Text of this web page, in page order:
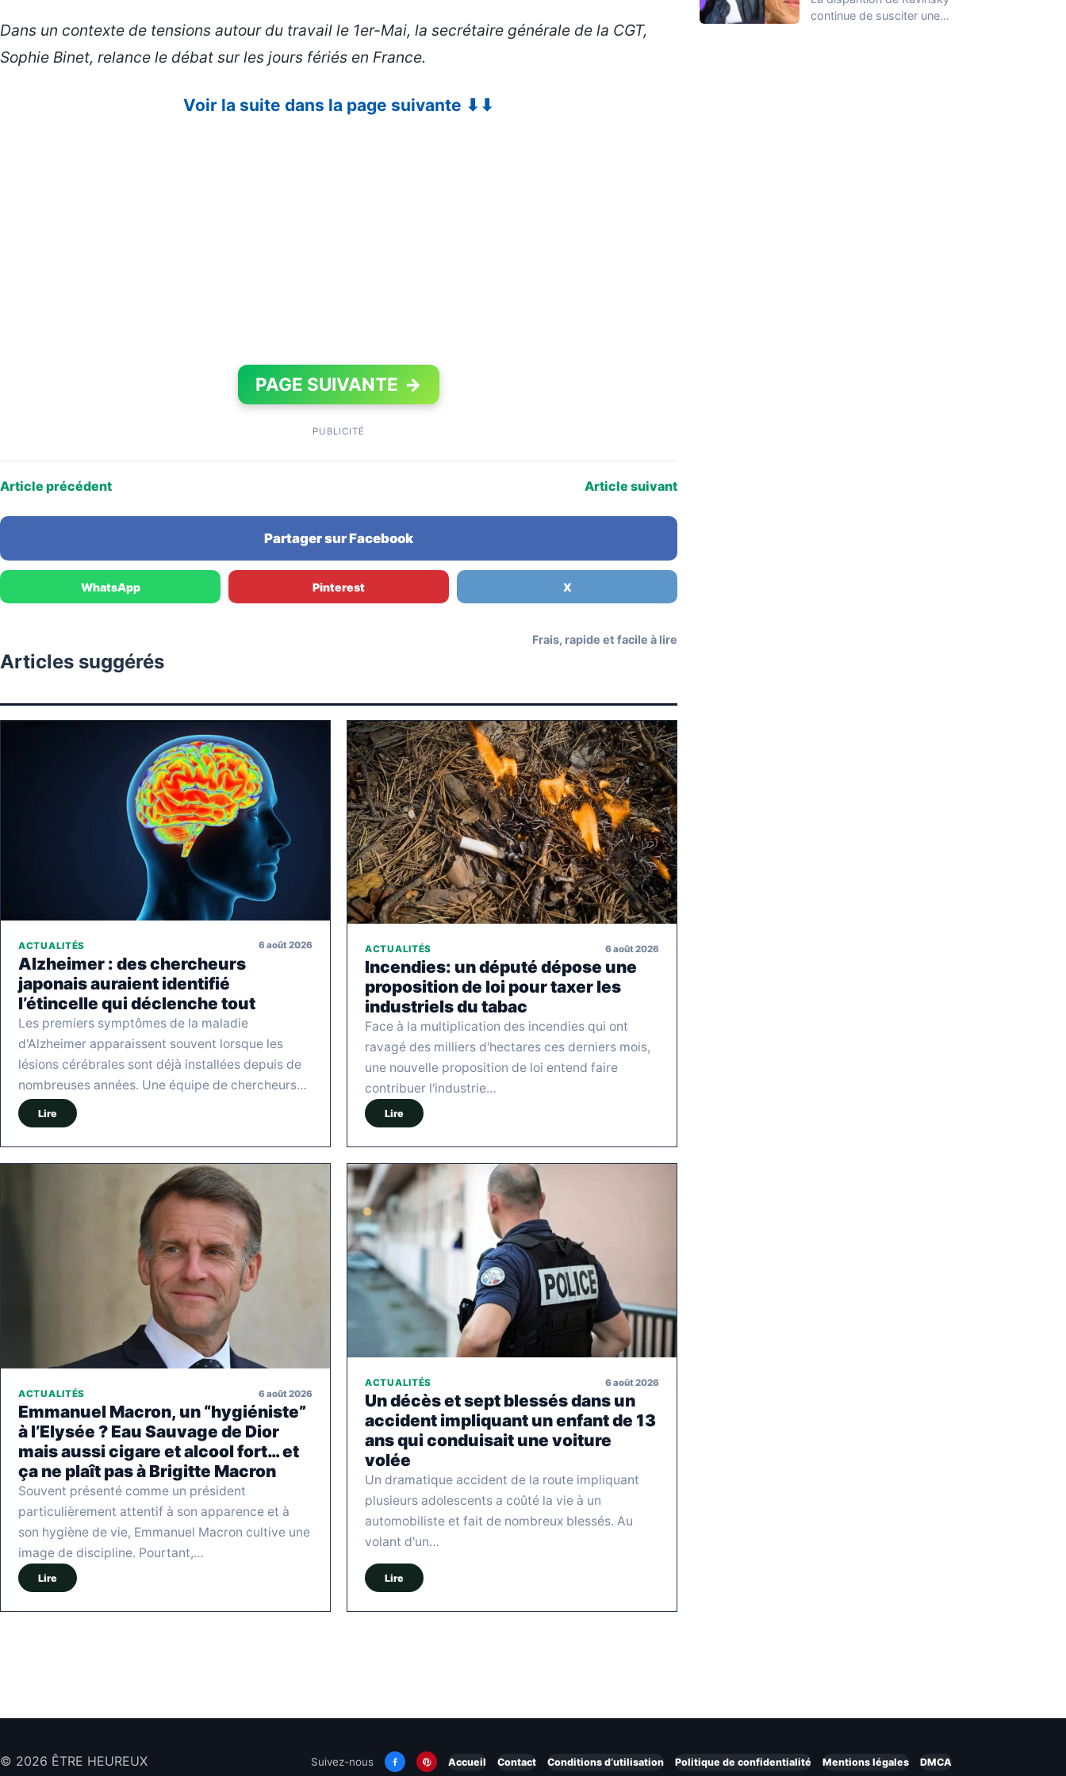
Dans un contexte de tensions autour du travail le 1er-Mai, la secrétaire générale de la CGT,
Sophie Binet, relance le débat sur les jours fériés en France.
Voir la suite dans la page suivante ⬇⬇
PAGE SUIVANTE →
PUBLICITÉ
Article précédent Article suivant
Partager sur Facebook
WhatsApp Pinterest X
Articles suggérés
Frais, rapide et facile à lire
ACTUALITÉS 6 août 2026
Alzheimer : des chercheurs
japonais auraient identifié
l’étincelle qui déclenche tout
Les premiers symptômes de la maladie
d'Alzheimer apparaissent souvent lorsque les
lésions cérébrales sont déjà installées depuis de
nombreuses années. Une équipe de chercheurs…
Lire
ACTUALITÉS 6 août 2026
Incendies: un député dépose une
proposition de loi pour taxer les
industriels du tabac
Face à la multiplication des incendies qui ont
ravagé des milliers d'hectares ces derniers mois,
une nouvelle proposition de loi entend faire
contribuer l'industrie…
Lire
ACTUALITÉS 6 août 2026
Emmanuel Macron, un “hygiéniste”
à l’Elysée ? Eau Sauvage de Dior
mais aussi cigare et alcool fort… et
ça ne plaît pas à Brigitte Macron
Souvent présenté comme un président
particulièrement attentif à son apparence et à
son hygiène de vie, Emmanuel Macron cultive une
image de discipline. Pourtant,…
Lire
ACTUALITÉS 6 août 2026
Un décès et sept blessés dans un
accident impliquant un enfant de 13
ans qui conduisait une voiture
volée
Un dramatique accident de la route impliquant
plusieurs adolescents a coûté la vie à un
automobiliste et fait de nombreux blessés. Au
volant d'un…
Lire
continue de susciter une
© 2026 ÊTRE HEUREUX Suivez-nous Accueil Contact Conditions d’utilisation Politique de confidentialité Mentions légales DMCA